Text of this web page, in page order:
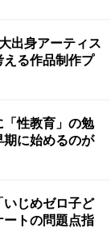
出身アーティス
る作品制作プ
性教育」の勉
に始めるのが
じめゼロ子ど
ートの問題点指